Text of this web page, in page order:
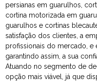
persianas em guarulhos,
cortina motorizada em
guarulhos e cortinas
satisfação dos clientes, a
profissionais do mercado, e
garantindo assim, a sua
Atuando no segmento de
opção mais viável, já que